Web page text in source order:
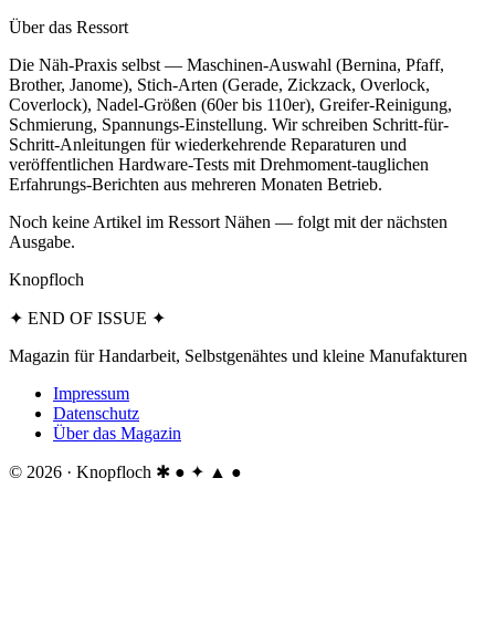
Über das Ressort
Die Näh-Praxis selbst — Maschinen-Auswahl (Bernina, Pfaff,
Brother, Janome), Stich-Arten (Gerade, Zickzack, Overlock,
Coverlock), Nadel-Größen (60er bis 110er), Greifer-Reinigung,
Schmierung, Spannungs-Einstellung. Wir schreiben Schritt-für-
Schritt-Anleitungen für wiederkehrende Reparaturen und
veröffentlichen Hardware-Tests mit Drehmoment-tauglichen
Erfahrungs-Berichten aus mehreren Monaten Betrieb.
Noch keine Artikel im Ressort Nähen — folgt mit der nächsten
Ausgabe.
Knopfloch
✦ END OF ISSUE ✦
Magazin für Handarbeit, Selbstgenähtes und kleine Manufakturen
Impressum
Datenschutz
Über das Magazin
© 2026 · Knopfloch ✱ ● ✦ ▲ ●